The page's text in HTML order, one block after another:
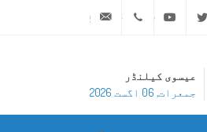
Twitter
Youtube
عیسوی کیلنڈر
جمعرات, 06 اگست 2026